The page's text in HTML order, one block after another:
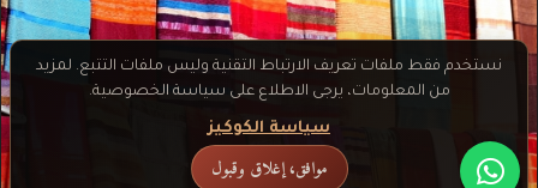
نستخدم فقط ملفات تعريف الارتباط التقنية وليس ملفات التتبع. لمزيد
من المعلومات، يرجى الاطلاع على سياسة الخصوصية.
سياسة الكوكيز
موافق، إغلاق وقبول